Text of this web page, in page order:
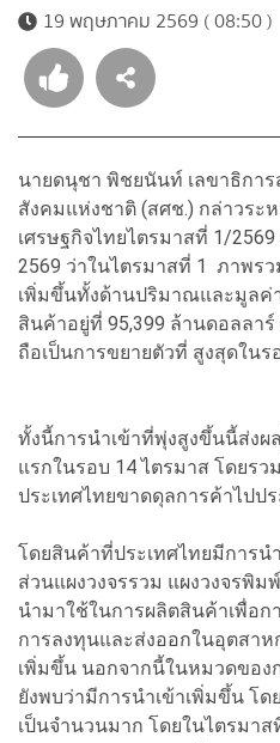
19 พฤษภาคม 2569 ( 08:50 )
นายดนุชา พิชยนันท์ เลขาธิกา
สังคมแห่งชาติ (สศช.) กล่าวระ
เศรษฐกิจไทยไตรมาสที่ 1/
2569 ว่าในไตรมาสที่ 1 ภาพร
เพิ่มขึ้นทั้งด้านปริมาณและมูลค่
สินค้าอยู่ที่ 95,399 ล้านดอลลาร์
ถือเป็นการขยายตัวที่ สูงสุดในร
ทั้งนี้การนำเข้าที่พุ่งสูงขึ้นนี้ส่งผ
แรกในรอบ 14 ไตรมาส โดยร
ประเทศไทยขาดดุลการค้าไปป
โดยสินค้าที่ประเทศไทยมีการน
ส่วนแผงวงจรรวม แผงวงจรพิม
นำมาใช้ในการผลิตสินค้าเพื่อก
การลงทุนและส่งออกในอุตสา
เพิ่มขึ้น นอกจากนี้ในหมวดขอ
ยังพบว่ามีการนำเข้าเพิ่มขึ้น โด
เป็นจำนวนมาก โดยในไตรมา